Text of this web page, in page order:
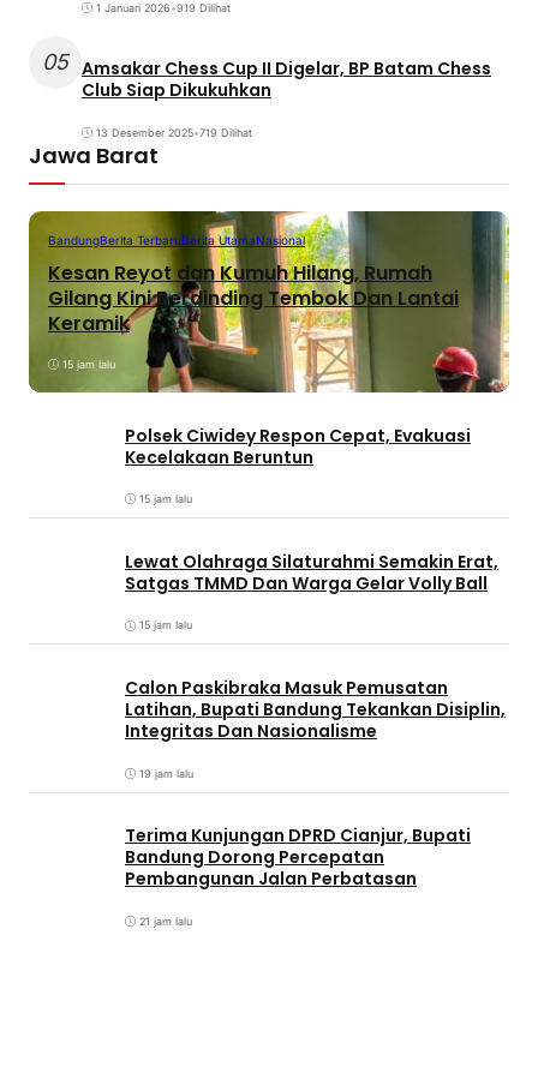
1 Januari 2026•919 Dilihat
05 Amsakar Chess Cup II Digelar, BP Batam Chess
Club Siap Dikukuhkan
13 Desember 2025•719 Dilihat
Jawa Barat
BandungBerita TerbaruBerita UtamaNasional
Kesan Reyot dan Kumuh Hilang, Rumah
Gilang Kini Berdinding Tembok Dan Lantai
Keramik
15 jam lalu
Polsek Ciwidey Respon Cepat, Evakuasi
Kecelakaan Beruntun
15 jam lalu
Lewat Olahraga Silaturahmi Semakin Erat,
Satgas TMMD Dan Warga Gelar Volly Ball
15 jam lalu
Calon Paskibraka Masuk Pemusatan
Latihan, Bupati Bandung Tekankan Disiplin,
Integritas Dan Nasionalisme
19 jam lalu
Terima Kunjungan DPRD Cianjur, Bupati
Bandung Dorong Percepatan
Pembangunan Jalan Perbatasan
21 jam lalu